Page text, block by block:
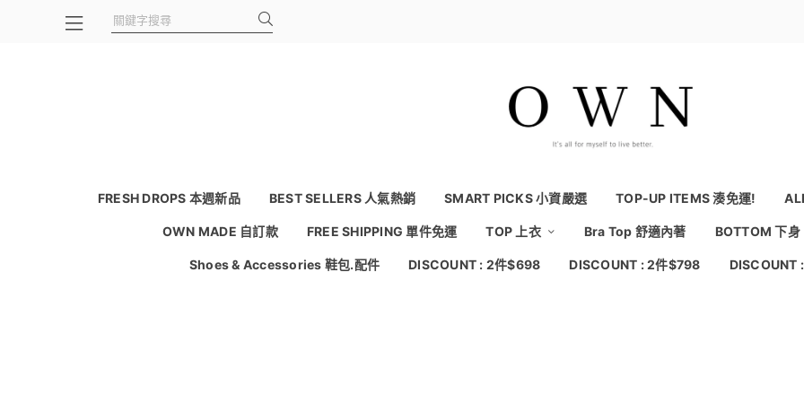
FRESH DROPS 本週新品 BEST SELLERS 人氣熱銷 SMART PICKS 小資嚴選 TOP-UP ITEMS 湊免運!
OWN MADE 自訂款 FREE SHIPPING 單件免運 TOP 上衣 Bra Top 舒適內著 BOTTOM 下身
Shoes & Accessories 鞋包.配件 DISCOUNT : 2件$698 DISCOUNT : 2件$798 DISCOUNT